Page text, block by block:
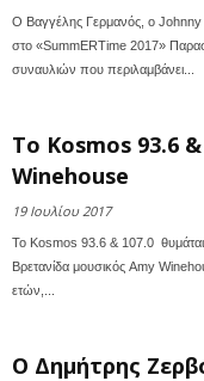
Ο Βαγγέλης Γερμανός, ο Johnny
στο «SummERTime 2017»
συναυλιών που περιλαμβάνει...
Το Κosmos 93.6
Winehouse
19 Ιουλίου 2017
Το Κosmos 93.6 & 107.0
Βρετανίδα μουσικός Amy
ετών,...
Ο Δημήτρης